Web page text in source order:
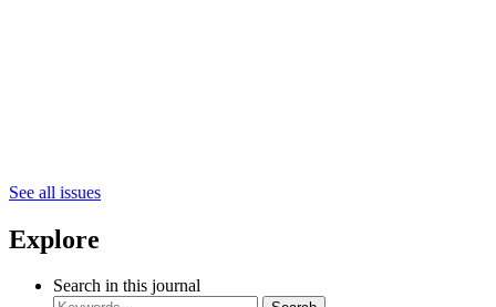
See all issues
Explore
Search in this journal